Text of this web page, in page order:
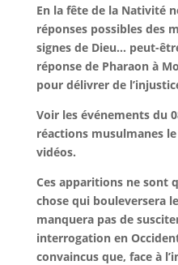
En la fête de la Nativité
réponses possibles des
signes de Dieu… peut-
réponse de Pharaon à
pour délivrer de
Voir les événements du
réactions musulmanes
vidéos.
Ces apparitions ne sont
chose qui bouleversera
manquera pas de
interrogation en
convaincus que, face à